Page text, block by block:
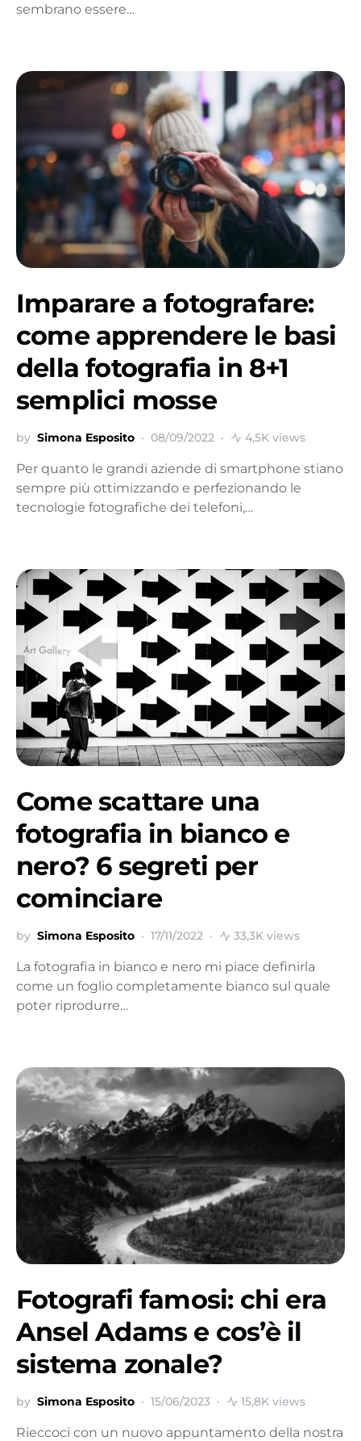
sembrano essere…
Imparare a fotografare:
come apprendere le basi
della fotografia in 8+1
semplici mosse
by Simona Esposito 08/09/2022 4,5K views
Per quanto le grandi aziende di smartphone stiano
sempre più ottimizzando e perfezionando le
tecnologie fotografiche dei telefoni,…
Come scattare una
fotografia in bianco e
nero? 6 segreti per
cominciare
by Simona Esposito 17/11/2022 33,3K views
La fotografia in bianco e nero mi piace definirla
come un foglio completamente bianco sul quale
poter riprodurre…
Fotografi famosi: chi era
Ansel Adams e cos’è il
sistema zonale?
by Simona Esposito 15/06/2023 15,8K views
Rieccoci con un nuovo appuntamento della nostra